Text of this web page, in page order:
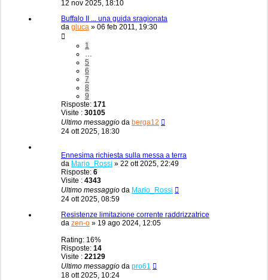
12 nov 2025, 18:10
Buffalo II ... una guida sragionata
da gluca » 06 feb 2011, 19:30
1
5
6
7
8
9
Risposte: 171
Visite : 30105
Ultimo messaggio da berga12
24 ott 2025, 18:30
Ennesima richiesta sulla messa a terra
da Mario_Rossi » 22 ott 2025, 22:49
Risposte: 6
Visite : 4343
Ultimo messaggio da Mario_Rossi
24 ott 2025, 08:59
Resistenze limitazione corrente raddrizzatrice
da zen-o » 19 ago 2024, 12:05
Rating: 16%
Risposte: 14
Visite : 22129
Ultimo messaggio da pro61
18 ott 2025, 10:24